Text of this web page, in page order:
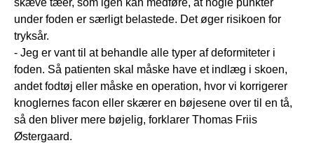
under foden er særligt belastede. Det øger risikoen for
tryksår.
- Jeg er vant til at behandle alle typer af deformiteter i
foden. Så patienten skal måske have et indlæg i skoen,
andet fodtøj eller måske en operation, hvor vi korrigerer
knoglernes facon eller skærer en bøjesene over til en tå,
så den bliver mere bøjelig, forklarer Thomas Friis
Østergaard.